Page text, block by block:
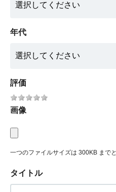
年代
評価
画像
一つのファイルサイズは 300KB まで
タイトル